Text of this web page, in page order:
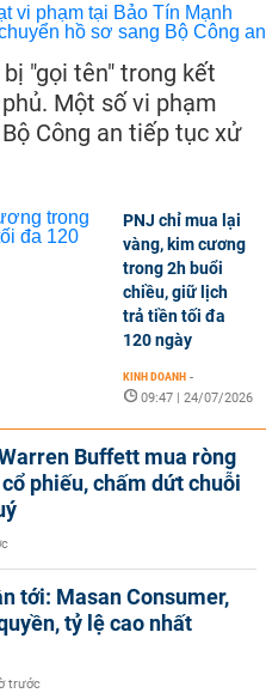
"gọi tên" trong kết
Một số vi phạm
Công an tiếp tục xử
PNJ chỉ mua lại
vàng, kim cương
trong 2h buổi
chiều, giữ lịch
trả tiền tối đa
120 ngày
KINH DOANH -
09:47 | 24/07/2026
Buffett mua ròng
phiếu, chấm dứt chuỗi
tới: Masan Consumer,
tỷ lệ cao nhất
trước